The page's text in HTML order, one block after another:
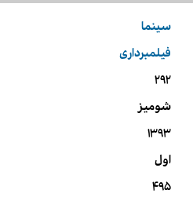
سینما
فیلمبرداری
292
شومیز
1393
اول
495